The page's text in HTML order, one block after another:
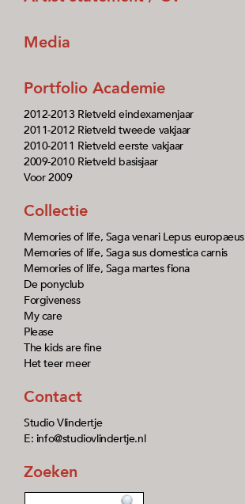
Media
Portfolio Academie
2012-2013 Rietveld eindexamenjaar
2011-2012 Rietveld tweede vakjaar
2010-2011 Rietveld eerste vakjaar
2009-2010 Rietveld basisjaar
Voor 2009
Collectie
Memories of life, Saga venari Lepus europaeus
Memories of life, Saga sus domestica carnis
Memories of life, Saga martes fiona
De ponyclub
Forgiveness
My care
Please
The kids are fine
Het teer meer
Contact
Studio Vlindertje
E: info@studiovlindertje.nl
Zoeken